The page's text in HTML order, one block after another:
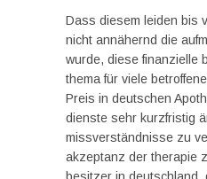
Dass diesem leiden bis
nicht annähernd die
wurde, diese finanzielle
thema für viele
Preis in deutschen
dienste sehr kurzfristig
missverständnisse zu
akzeptanz der therapie